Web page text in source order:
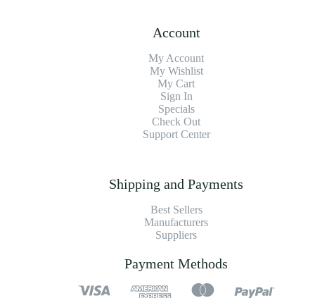
Account
My Account
My Wishlist
My Cart
Sign In
Specials
Check Out
Support Center
Shipping and Payments
Best Sellers
Manufacturers
Suppliers
Payment Methods